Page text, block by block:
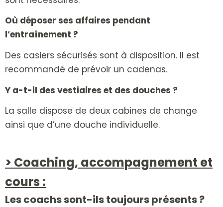
Où déposer ses affaires pendant
l’entraînement ?
Des casiers sécurisés sont à disposition. Il est
recommandé de prévoir un cadenas.
Y a-t-il des vestiaires et des douches ?
La salle dispose de deux cabines de change
ainsi que d’une douche individuelle.
> Coaching, accompagnement et
cours :
Les coachs sont-ils toujours présents ?